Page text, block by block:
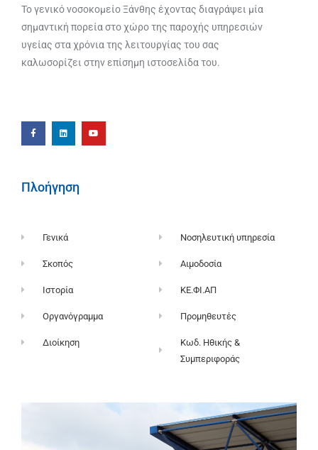
Το γενικό νοσοκομείο Ξάνθης έχοντας διαγράψει μία
σημαντική πορεία στο χώρο της παροχής υπηρεσιών
υγείας στα χρόνια της λειτουργίας του σας
καλωσορίζει στην επίσημη ιστοσελίδα του.
Πλοήγηση
Γενικά
Σκοπός
Ιστορία
Οργανόγραμμα
Διοίκηση
Νοσηλευτική υπηρεσία
Αιμοδοσία
ΚΕ.ΦΙ.ΑΠ
Προμηθευτές
Κωδ. Ηθικής &
Συμπεριφοράς